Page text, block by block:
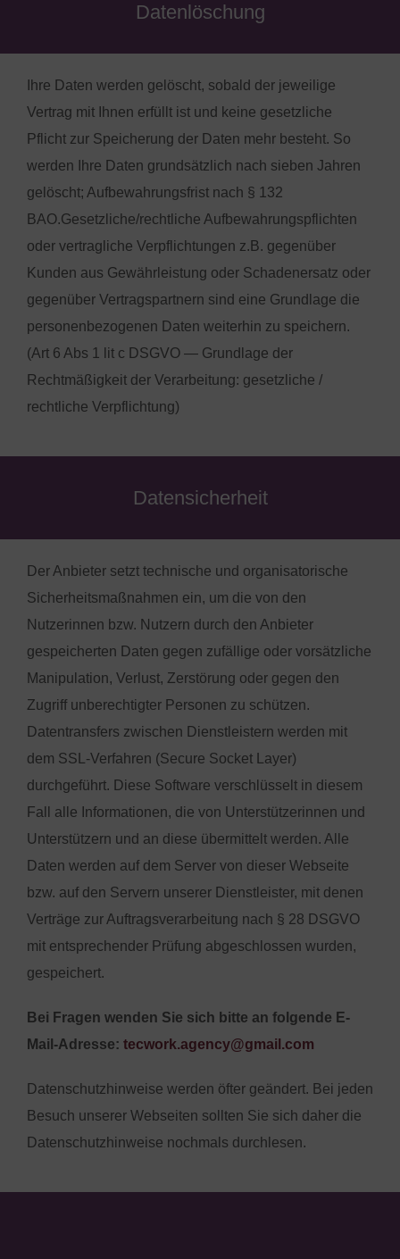
Datenlöschung
Ihre Daten werden gelöscht, sobald der jeweilige
Vertrag mit Ihnen erfüllt ist und keine gesetzliche
Pflicht zur Speicherung der Daten mehr besteht. So
werden Ihre Daten grundsätzlich nach sieben Jahren
gelöscht; Aufbewahrungsfrist nach § 132
BAO.Gesetzliche/rechtliche Aufbewahrungspflichten
oder vertragliche Verpflichtungen z.B. gegenüber
Kunden aus Gewährleistung oder Schadenersatz oder
gegenüber Vertragspartnern sind eine Grundlage die
personenbezogenen Daten weiterhin zu speichern.
(Art 6 Abs 1 lit c DSGVO — Grundlage der
Rechtmäßigkeit der Verarbeitung: gesetzliche /
rechtliche Verpflichtung)
Datensicherheit
Der Anbieter setzt technische und organisatorische
Sicherheitsmaßnahmen ein, um die von den
Nutzerinnen bzw. Nutzern durch den Anbieter
gespeicherten Daten gegen zufällige oder vorsätzliche
Manipulation, Verlust, Zerstörung oder gegen den
Zugriff unberechtigter Personen zu schützen.
Datentransfers zwischen Dienstleistern werden mit
dem SSL-Verfahren (Secure Socket Layer)
durchgeführt. Diese Software verschlüsselt in diesem
Fall alle Informationen, die von Unterstützerinnen und
Unterstützern und an diese übermittelt werden. Alle
Daten werden auf dem Server von dieser Webseite
bzw. auf den Servern unserer Dienstleister, mit denen
Verträge zur Auftragsverarbeitung nach § 28 DSGVO
mit entsprechender Prüfung abgeschlossen wurden,
gespeichert.
Bei Fragen wenden Sie sich bitte an folgende E-
Mail-Adresse: tecwork.agency@gmail.com
Datenschutzhinweise werden öfter geändert. Bei jeden
Besuch unserer Webseiten sollten Sie sich daher die
Datenschutzhinweise nochmals durchlesen.